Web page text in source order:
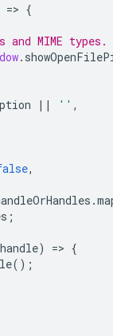
=> {
MIME types.
.
|| '' ,
,
.
;
handle) => {
();